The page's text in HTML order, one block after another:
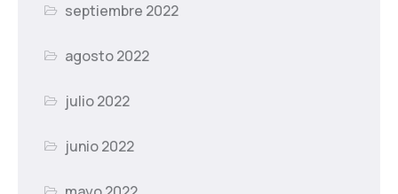
septiembre 2022
agosto 2022
julio 2022
junio 2022